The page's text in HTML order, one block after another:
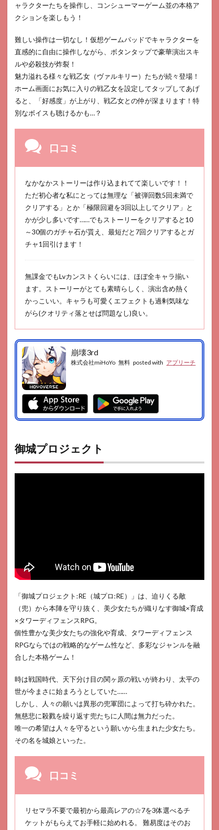
ャラクターたちを操作し、コンシューマーゲーム並の本格ア
クションを楽しもう！
難しい操作は一切なし！仮想ゲームパッドでキャラクターを
直感的に自由に操作しながら、ボタンタップで豪華演出スキ
ルや必殺技が炸裂！
魅力溢れる様々な戦乙女（ヴァルキリー）たちが続々登場！
ホーム画面にお気に入りの戦乙女を設定してタップしてあげ
ると、「好感度」が上がり、戦乙女との仲が深まります！特
別なボイスも聴けるかも…？
口コミ
なかなかストーリーは作り込まれてて楽しいです！！
ただ初心者な私にとっては無理な「被弾回数5回未満で
クリアする」とか「極限回避を3回以上してクリア」と
かが少し多いです……でもストーリーをクリアすると10
～30個のガチャ石が貰え、最短だと7回クリアするとガ
チャ1回引けます！
無課金でもLvカンストくらいには、ほぼ全キャラ揃い
ます。ストーリーがとても素晴らしく、演出含め熱く
かっこいい。キャラも可愛くエフェクトも過剰気味な
がら(クオリティ落とせば問題なし)良い。
崩壊3rd
株式会社miHoYo 無料 posted with アプリーチ
御城プロジェクト
「御城プロジェクト:RE（城プロ:RE）」は、迫りくる敵
（兜）から本陣を守り抜く、美少女たちが織りなす御城×育成
×タワーディフェンスRPG。
個性豊かな美少女たちの強化や育成、タワーディフェンス
RPGならではの戦略的なゲーム性など、多彩なジャンルを融
合した本格ゲーム！
時は戦国時代、天下分け目の関ヶ原の戦いが終わり、太平の
世が今まさに始まろうとしていた……
しかし、人々の願いは異形の兜軍団によって打ち砕かれた。
無慈悲に殺戮を繰り返す兜たちに人間は無力だった。
唯一の希望は人々を守るという願いから生まれた少女たち。
その名を城娘といった。
口コミ
リセマラ不要で最初から最高レアの☆7を3体選べるチ
ケットがもらえてお手軽に始めれる。 難易度はそのお